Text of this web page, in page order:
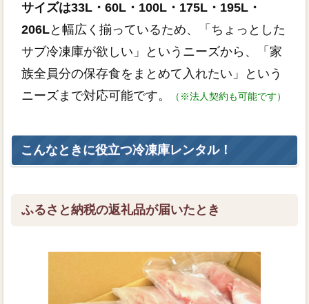
サイズは33L・60L・100L・175L・195L・
206Lと幅広く揃っているため、「ちょっとした
サブ冷凍庫が欲しい」というニーズから、「家
族全員分の保存食をまとめて入れたい」という
ニーズまで対応可能です。
（※法人契約も可能です）
こんなときに役立つ冷凍庫レンタル！
ふるさと納税の返礼品が届いたとき